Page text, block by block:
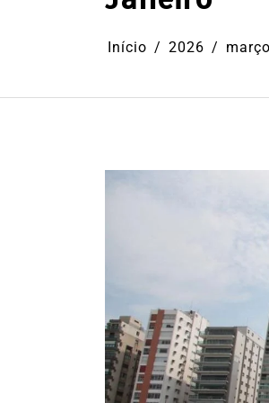
Início 2026 março
Em Cultura
Turismo